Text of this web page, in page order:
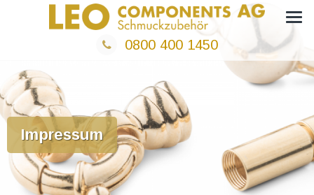
Neu bei Leo Components AG – Goldkatalog
0800 400 1450
Impressum